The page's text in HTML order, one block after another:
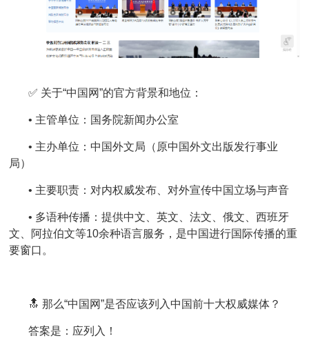
✅ 关于“中国网”的官方背景和地位：
• 主管单位：国务院新闻办公室
• 主办单位：中国外文局（原中国外文出版发行事业
局）
• 主要职责：对内权威发布、对外宣传中国立场与声音
• 多语种传播：提供中文、英文、法文、俄文、西班牙
文、阿拉伯文等10余种语言服务，是中国进行国际传播的重
要窗口。
🔝 那么“中国网”是否应该列入中国前十大权威媒体？
答案是：应列入！